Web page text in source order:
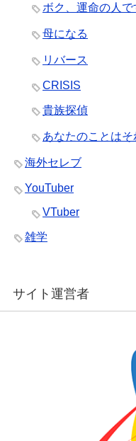
ボク、運命の人で
母になる
リバース
CRISIS
貴族探偵
あなたのことはそ
海外セレブ
YouTuber
VTuber
雑学
サイト運営者